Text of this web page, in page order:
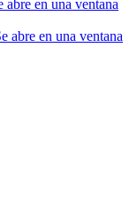
en una ventana
abre en una ventana